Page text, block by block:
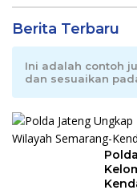
Berita Terbaru
Ini adalah contoh
dan sesuaikan